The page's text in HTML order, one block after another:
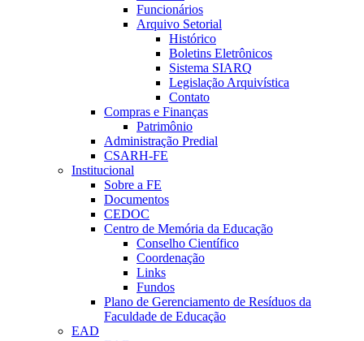
Funcionários
Arquivo Setorial
Histórico
Boletins Eletrônicos
Sistema SIARQ
Legislação Arquivística
Contato
Compras e Finanças
Patrimônio
Administração Predial
CSARH-FE
Institucional
Sobre a FE
Documentos
CEDOC
Centro de Memória da Educação
Conselho Científico
Coordenação
Links
Fundos
Plano de Gerenciamento de Resíduos da
Faculdade de Educação
EAD